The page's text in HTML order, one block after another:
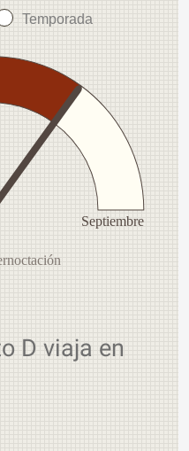
Temporada
Septiembre
D viaja en